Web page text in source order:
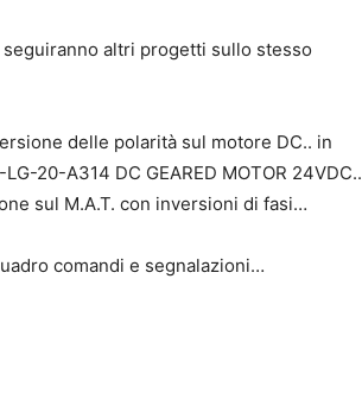
altri progetti sullo stesso
delle polarità sul motore DC.. in
20-A314 DC GEARED MOTOR 24VDC..
sul M.A.T. con inversioni di fasi…
comandi e segnalazioni…